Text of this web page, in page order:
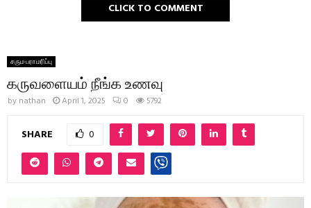
CLICK TO COMMENT
சரும பராமரிப்பு
கருவளையம் நீங்க உணவு
by nathan April 1, 2025 0 5792
SHARE 0